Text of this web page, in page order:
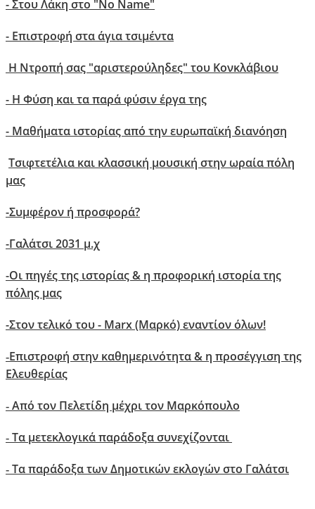
- Στου Λάκη στο "No Name"
- Επιστροφή στα άγια τσιμέντα
Η Ντροπή σας "αριστερούληδες" του Κονκλάβιου
- Η Φύση και τα παρά φύσιν έργα της
- Μαθήματα ιστορίας από την ευρωπαϊκή διανόηση
Τσιφτετέλια και κλασσική μουσική στην ωραία πόλη
μας
-Συμφέρον ή προσφορά?
-Γαλάτσι 2031 μ.χ
-Οι πηγές της ιστορίας & η προφορική ιστορία της
πόλης μας
-Στον τελικό του - Marx (Μαρκό) εναντίον όλων!
-Επιστροφή στην καθημερινότητα & η προσέγγιση της
Ελευθερίας
- Aπό τον Πελετίδη μέχρι τον Μαρκόπουλο
- Τα μετεκλογικά παράδοξα συνεχίζονται
- Τα παράδοξα των Δημοτικών εκλογών στο Γαλάτσι